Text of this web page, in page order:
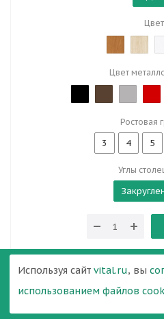
Цвет
Цвет
Ростовая
3 4 5
Углы
Используя сайт vital.ru, вы
использованием файлов